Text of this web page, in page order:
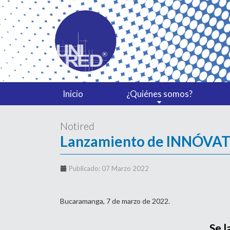
Inicio ¿Quiénes somos?
Notired
Lanzamiento de
Publicado: 07 Marzo 2022
Bucaramanga, 7 de marzo de 2022.